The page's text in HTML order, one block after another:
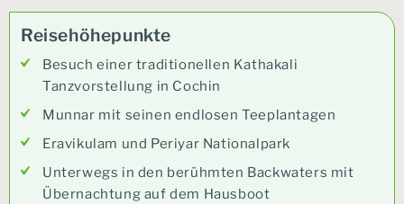
Reisehöhepunkte
Besuch einer traditionellen Kathakali
Tanzvorstellung in Cochin
Munnar mit seinen endlosen Teeplantagen
Eravikulam und Periyar Nationalpark
Unterwegs in den berühmten Backwaters mit
Übernachtung auf dem Hausboot